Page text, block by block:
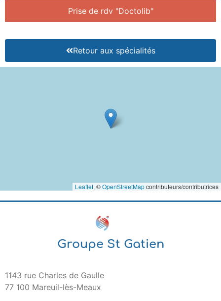
Prise de rdv "Doctolib"
Retour aux spécialités
Leaflet, ©OpenStreetMapcontributeurs/contributrices
Groupe St Gatien
1143 rue Charles de Gaulle
77 100 Mareuil-lès-Meaux